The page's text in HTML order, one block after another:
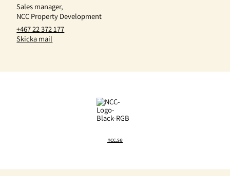
Sales manager,
NCC Property Development
+467 22 372 177
Skicka mail
ncc.se